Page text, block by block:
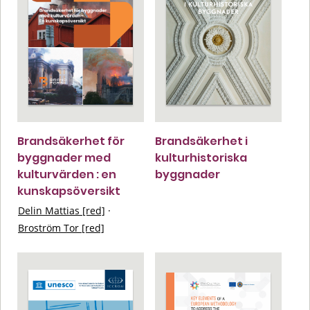
Brandsäkerhet för
byggnader med
kulturvärden : en
kunskapsöversikt
Delin Mattias [red] ·
Broström Tor [red]
Brandsäkerhet i
kulturhistoriska
byggnader